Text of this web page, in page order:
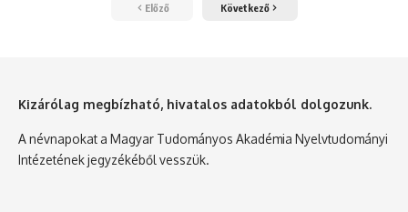
Előző Következő
Kizárólag megbízható, hivatalos adatokból dolgozunk.
A névnapokat a Magyar Tudományos Akadémia Nyelvtudományi
Intézetének jegyzékéből vesszük.